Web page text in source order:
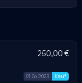
250,00 €
01.06.2023 Kauf